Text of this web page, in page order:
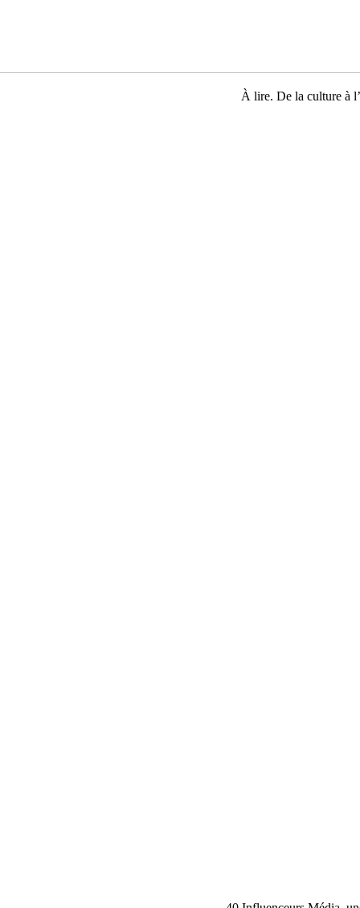
À lire. De la culture à